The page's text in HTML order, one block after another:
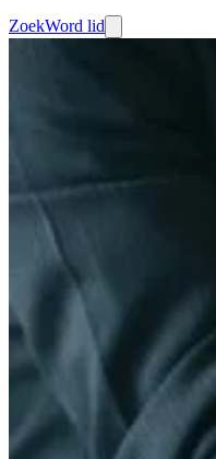
ZoekWord lid